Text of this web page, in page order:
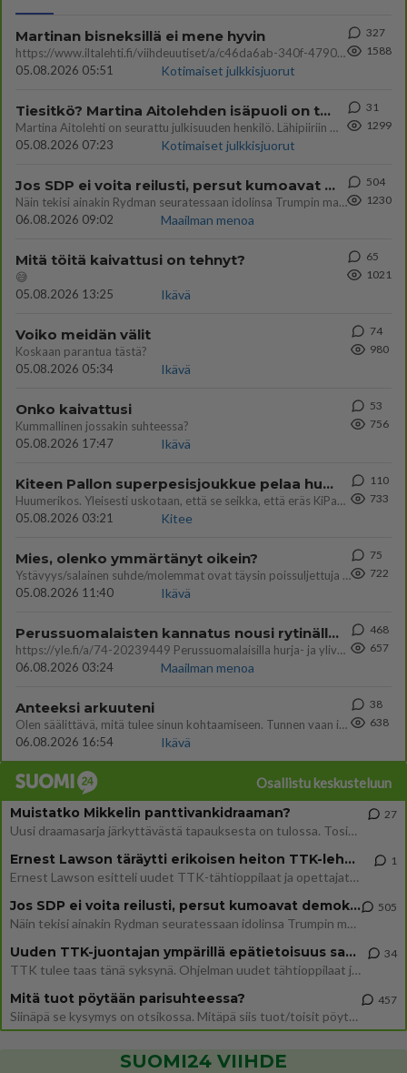
Martinan bisneksillä ei mene hyvin
https://www.iltalehti.fi/viihdeuutiset/a/c46da6ab-340f-4790-aaa7-0865eed2336 Yrityksen konkurssihakemus on tullut kärä
05.08.2026 05:51
Kotimaiset julkkisjuorut
327
1588
Tiesitkö? Martina Aitolehden isäpuoli on tämä suosittu laulaja
Martina Aitolehti on seurattu julkisuuden henkilö. Lähipiiriin mahtuu muitakin tunnettuja henkilöitä. Tiesitkö, että Ma
05.08.2026 07:23
Kotimaiset julkkisjuorut
31
1299
Jos SDP ei voita reilusti, persut kumoavat demokratian Suomesta
Näin tekisi ainakin Rydman seuratessaan idolinsa Trumpin mallia https://www.is.fi/politiikka/art-2000012187244.html
06.08.2026 09:02
Maailman menoa
504
1230
Mitä töitä kaivattusi on tehnyt?
😅
05.08.2026 13:25
Ikävä
65
1021
Voiko meidän välit
Koskaan parantua tästä?
05.08.2026 05:34
Ikävä
74
980
Onko kaivattusi
Kummallinen jossakin suhteessa?
05.08.2026 17:47
Ikävä
53
756
Kiteen Pallon superpesisjoukkue pelaa huumeiden vaikutuksen alaisena
Huumerikos. Yleisesti uskotaan, että se seikka, että eräs KiPan pelaaja kärähtää huumeista, on vain jäävuoren huippu. M
05.08.2026 03:21
Kitee
110
733
Mies, olenko ymmärtänyt oikein?
Ystävyys/salainen suhde/molemmat ovat täysin poissuljettuja asioita? Nainen
05.08.2026 11:40
Ikävä
75
722
Perussuomalaisten kannatus nousi rytinällä Ylen tänään julkaisemassa tuoreimmassa gallup-kyselyssä.
https://yle.fi/a/74-20239449 Perussuomalaisilla hurja- ja ylivoimaisesti suurin nousu tässä uudessa Ylen gallupissa. Kyl
06.08.2026 03:24
Maailman menoa
468
657
Anteeksi arkuuteni
Olen säälittävä, mitä tulee sinun kohtaamiseen. Tunnen vaan itseni todella epävarmaksi sun kanssa. Jos minun olisi pitän
06.08.2026 16:54
Ikävä
38
638
Osallistu keskusteluun
Muistatko Mikkelin panttivankidraaman?
Uusi draamasarja järkyttävästä tapauksesta on tulossa. Tositapahtumiin perustuva sarja ammentaa vuoden 1986 Mikkelin pan
27
Ernest Lawson täräytti erikoisen heiton TTK-lehdistötilaisuudessa: " Onko tässä tarkoituksena...?"
Ernest Lawson esitteli uudet TTK-tähtioppilaat ja opettajat torstaina 6.8. lehdistölle. Tulevalla kaudella on yksi hausk
1
Jos SDP ei voita reilusti, persut kumoavat demokratian Suomesta
Näin tekisi ainakin Rydman seuratessaan idolinsa Trumpin mallia https://www.is.fi/politiikka/art-2000012187244.html
505
Uuden TTK-juontajan ympärillä epätietoisuus sakenee - Nyt MTV hämmentää soppaa
TTK tulee taas tänä syksynä. Ohjelman uudet tähtioppilaat julkistetaan torstaina 6. elokuuta klo 14 alkavassa lehdistö
34
Mitä tuot pöytään parisuhteessa?
Siinäpä se kysymys on otsikossa. Mitäpä siis tuot/toisit pöytään parisuhteessa? Oletko mies vai nainen? Koetko sen mitä
457
SUOMI24 VIIHDE